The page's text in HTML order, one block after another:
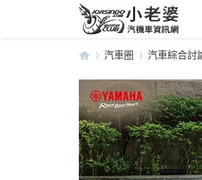
小›
汽車圈
›
汽車綜合討